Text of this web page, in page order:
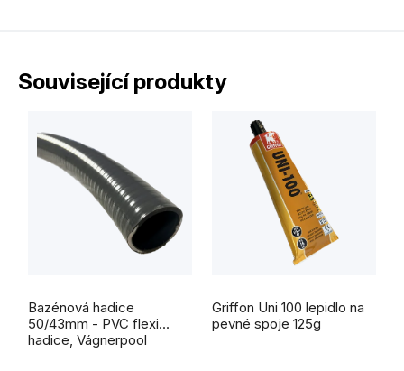
Související produkty
Bazénová hadice
50/43mm - PVC flexi
hadice, Vágnerpool
hodnocení
produktu
je
5,0
z
Griffon Uni 100 lepidlo na
pevné spoje 125g
hodnocení
produktu
je
5,0